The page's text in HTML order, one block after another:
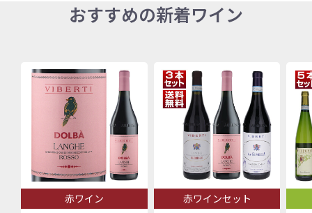
おすすめの新着ワイン
赤ワイン 赤ワインセット